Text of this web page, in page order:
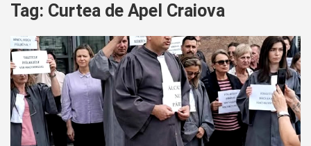
Tag: Curtea de Apel Craiova